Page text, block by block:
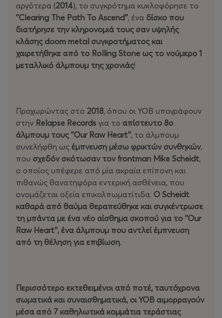
αργότερα (2014), το συγκρότημα κυκλοφόρησε το
''Clearing The Path To Ascend'', ένα δίσκο που
διατήρησε την κληρονομιά τους σαν υψηλής
κλάσης doom metal συγκροτήματος και
χαιρετήθηκε από το Rolling Stone ως το νούμερο 1
μεταλλικό άλμπουμ της χρονιάς!
Προχωρώντας στο 2018, όπου οι ΥΟΒ υπογράφουν
στην Relapse Records για το απίστευτο 8ο
άλμπουμ τους ''Our Raw Heart'', το άλμπουμ
συνελήφθη ως έμπνευση μέσω φρικτών συνθηκών,
που σχεδόν σκότωσαν τον frontman Mike Scheidt,
ο οποίος υπέφερε από μία ακραία επίπονη και
πιθανώς θανατηφόρα εντερική ασθένεια, που
ονομάζεται οξεία επικολπωματίτιδα. Ο Scheidt
καθαρά από θαύμα θεραπεύθηκε και συγκέντρωσε
τη μπάντα με ένα νέο αίσθημα σκοπού για το ''Our
Raw Heart'', ένα άλμπουμ που αντλεί έμπνευση
από τη θέληση για επιβίωση.
Περισσότερο εκτεθειμένοι από ποτέ, ταυτόχρονα
σωματικά και συναισθηματικά, οι ΥΟΒ αιμορραγούν
μέσα από 7 καθηλωτικά κομμάτια τεράστιας